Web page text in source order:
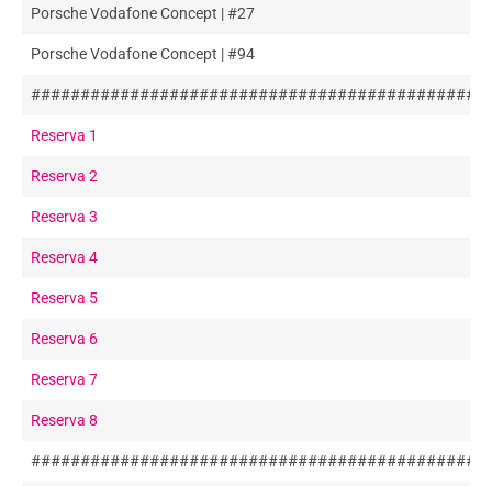
Porsche Vodafone Concept | #27
Porsche Vodafone Concept | #94
##############################################
Reserva 1
Reserva 2
Reserva 3
Reserva 4
Reserva 5
Reserva 6
Reserva 7
Reserva 8
##############################################